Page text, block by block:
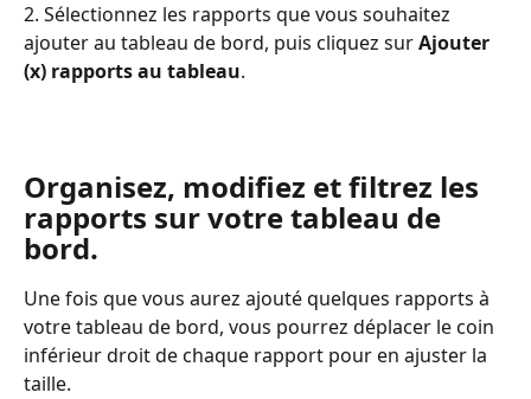
2. Sélectionnez les rapports que vous souhaitez
ajouter au tableau de bord, puis cliquez sur Ajouter
(x) rapports au tableau.
Organisez, modifiez et filtrez les
rapports sur votre tableau de
bord.
Une fois que vous aurez ajouté quelques rapports à
votre tableau de bord, vous pourrez déplacer le coin
inférieur droit de chaque rapport pour en ajuster la
taille.